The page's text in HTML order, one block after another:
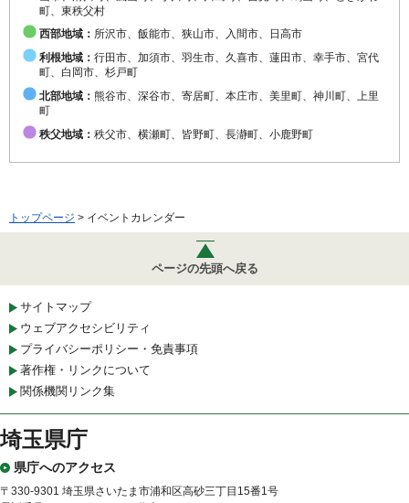
町、東秩父村
西部地域： 所沢市、飯能市、狭山市、入間市、日高市
利根地域： 行田市、加須市、羽生市、久喜市、蓮田市、幸手市、宮代
町、白岡市、杉戸町
北部地域： 熊谷市、深谷市、寄居町、本庄市、美里町、神川町、上里
町
秩父地域： 秩父市、横瀬町、皆野町、長瀞町、小鹿野町
トップページ > イベントカレンダー
ページの先頭へ戻る
サイトマップ
ウェブアクセシビリティ
プライバシーポリシー・免責事項
著作権・リンクについて
関係機関リンク集
埼玉県庁
県庁へのアクセス
〒330-9301 埼玉県さいたま市浦和区高砂三丁目15番1号